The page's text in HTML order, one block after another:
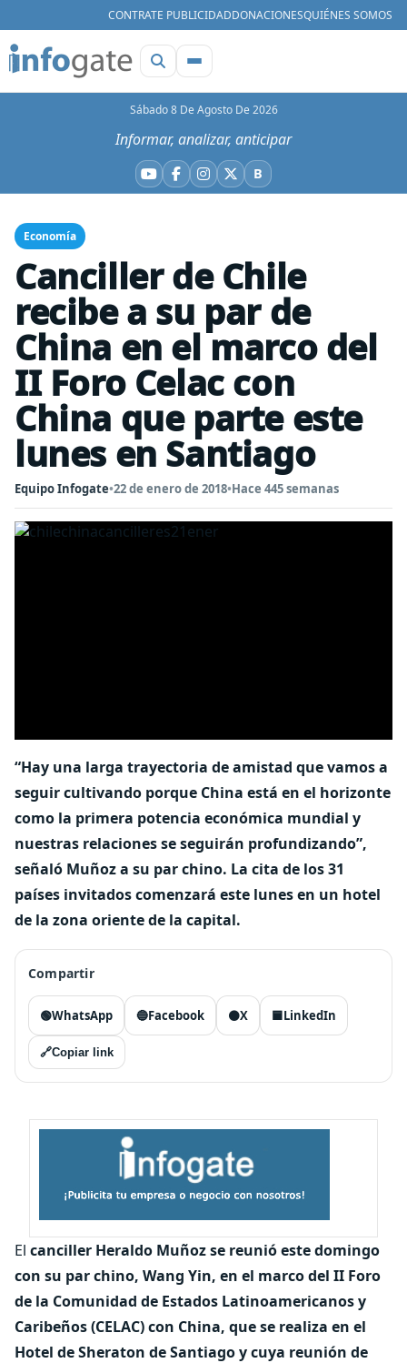
CONTRATE PUBLICIDADDONACIONESQUIÉNES SOMOS
Sábado 8 De Agosto De 2026
Informar, analizar, anticipar
YouTube
Facebook
Instagram
X BBluesky
Economía
Canciller de Chile
recibe a su par de
China en el marco del
II Foro Celac con
China que parte este
lunes en Santiago
Equipo Infogate•22 de enero de 2018•Hace 445 semanas
“Hay una larga trayectoria de amistad que vamos a
seguir cultivando porque China está en el horizonte
como la primera potencia económica mundial y
nuestras relaciones se seguirán profundizando”,
señaló Muñoz a su par chino. La cita de los 31
países invitados comenzará este lunes en un hotel
de la zona oriente de la capital.
Compartir
🟢WhatsApp 🔵Facebook ⚫X 🟦LinkedIn
🔗Copiar link
El canciller Heraldo Muñoz se reunió este domingo
con su par chino, Wang Yin, en el marco del II Foro
de la Comunidad de Estados Latinoamericanos y
Caribeños (CELAC) con China, que se realiza en el
Hotel de Sheraton de Santiago y cuya reunión de